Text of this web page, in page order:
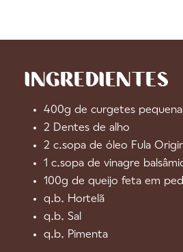
INGREDIENTES
400g de curgetes
2 Dentes de alho
2 c.sopa de óleo Fula
1 c.sopa de vinagre
100g de queijo feta em
q.b. Hortelã
q.b. Sal
q.b. Pimenta